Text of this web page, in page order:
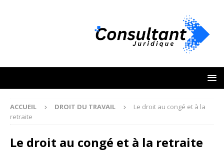
ACCUEIL DROIT DU TRAVAIL
Le droit au congé et à la
retraite
Le droit au congé et à la retraite